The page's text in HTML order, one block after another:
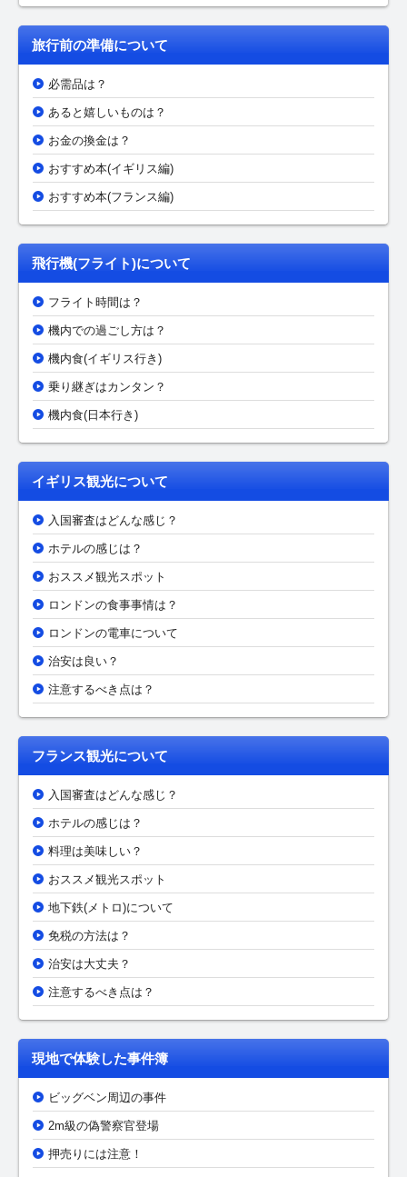
旅行前の準備について
必需品は？
あると嬉しいものは？
お金の換金は？
おすすめ本(イギリス編)
おすすめ本(フランス編)
飛行機(フライト)について
フライト時間は？
機内での過ごし方は？
機内食(イギリス行き)
乗り継ぎはカンタン？
機内食(日本行き)
イギリス観光について
入国審査はどんな感じ？
ホテルの感じは？
おススメ観光スポット
ロンドンの食事事情は？
ロンドンの電車について
治安は良い？
注意するべき点は？
フランス観光について
入国審査はどんな感じ？
ホテルの感じは？
料理は美味しい？
おススメ観光スポット
地下鉄(メトロ)について
免税の方法は？
治安は大丈夫？
注意するべき点は？
現地で体験した事件簿
ビッグベン周辺の事件
2m級の偽警察官登場
押売りには注意！